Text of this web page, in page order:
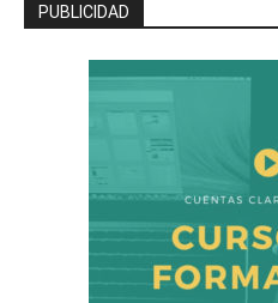
PUBLICIDAD